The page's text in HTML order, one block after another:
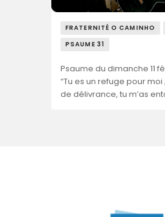
FRATERNITÉ O CAMINHO
PSAUME 31
Psaume du dimanche 11
“Tu es un refuge pour
de délivrance, tu m’as